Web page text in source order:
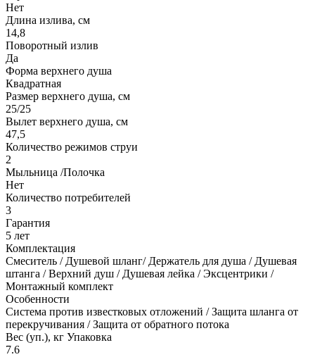
Нет
Длина излива, см
14,8
Поворотный излив
Да
Форма верхнего душа
Квадратная
Размер верхнего душа, см
25/25
Вылет верхнего душа, см
47,5
Количество режимов струи
2
Мыльница /Полочка
Нет
Количество потребителей
3
Гарантия
5 лет
Комплектация
Смеситель / Душевой шланг/ Держатель для душа / Душевая
штанга / Верхний душ / Душевая лейка / Эксцентрики /
Монтажный комплект
Особенности
Система против известковых отложений / Защита шланга от
перекручивания / Защита от обратного потока
Вес (уп.), кг Упаковка
7.6